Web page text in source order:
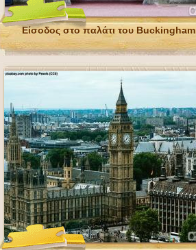
Είσοδος στο παλάτι του Buckingham